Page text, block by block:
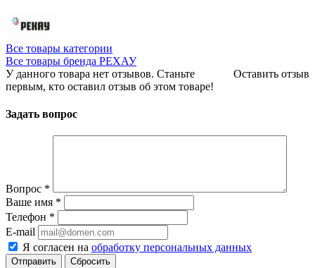
Все товары категории
Все товары бренда РЕХАУ
Оставить отзыв
У данного товара нет отзывов. Станьте
первым, кто оставил отзыв об этом товаре!
Задать вопрос
Вопрос *
Ваше имя *
Телефон *
E-mail
Я согласен на обработку персональных данных
Сбросить